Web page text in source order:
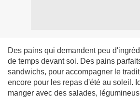
Des pains qui demandent peu
de temps devant soi. Des pains
sandwichs, pour accompagner le
encore pour les repas d'été au soleil.
manger avec des salades,